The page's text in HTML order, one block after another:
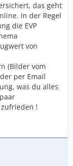
das geht
In der Regel
die EVP
von
(Bilder vom
per Email
was du alles
!